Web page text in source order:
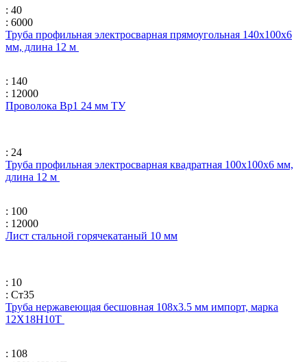
: 40
: 6000
Труба профильная электросварная прямоугольная 140х100х6
мм, длина 12 м
: 140
: 12000
Проволока Вр1 24 мм ТУ
: 24
Труба профильная электросварная квадратная 100х100х6 мм,
длина 12 м
: 100
: 12000
Лист стальной горячекатаный 10 мм
: 10
: Ст35
Труба нержавеющая бесшовная 108х3.5 мм импорт, марка
12Х18Н10Т
: 108